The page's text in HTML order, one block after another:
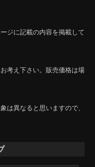
ジに記載の内容を掲載して
考え下さい。販売価格は場
は異なると思いますので、